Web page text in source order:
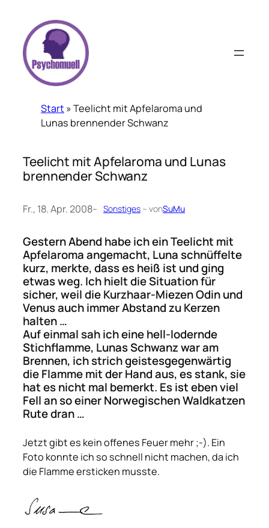
springen
Start »Teelicht mit Apfelaroma und
Lunas brennender Schwanz
Teelicht mit Apfelaroma und Lunas
brennender Schwanz
Fr., 18. Apr. 2008– Sonstiges – vonSuMu
Gestern Abend habe ich ein Teelicht mit
Apfelaroma angemacht, Luna schnüffelte
kurz, merkte, dass es heiß ist und ging
etwas weg. Ich hielt die Situation für
sicher, weil die Kurzhaar-Miezen Odin und
Venus auch immer Abstand zu Kerzen
halten …
Auf einmal sah ich eine hell-lodernde
Stichflamme, Lunas Schwanz war am
Brennen, ich strich geistesgegenwärtig
die Flamme mit der Hand aus, es stank, sie
hat es nicht mal bemerkt. Es ist eben viel
Fell an so einer Norwegischen Waldkatzen
Rute dran …
Jetzt gibt es kein offenes Feuer mehr ;-). Ein
Foto konnte ich so schnell nicht machen, da ich
die Flamme ersticken musste.